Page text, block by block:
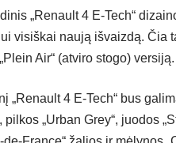
„Renault 4 E-Tech“
visiškai naują išvaizdą. Čia
Air“ (atviro stogo) versiją.
„Renault 4 E-Tech“ bus
pilkos „Urban Grey“, juodos